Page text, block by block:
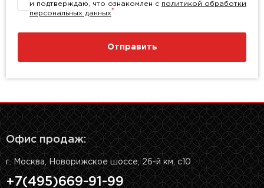
и подтверждаю, что ознакомлен с политикой обработки
персональных данных*
Отправить
Офис продаж:
г. Москва, Новорижское шоссе, 26-й км, с10
+7(495)669-91-99